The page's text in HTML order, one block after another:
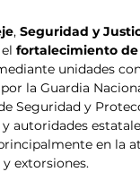
, Seguridad y
el fortalecimiento de
unidades
la Guardia
Seguridad y
autoridades
en la
extorsiones.